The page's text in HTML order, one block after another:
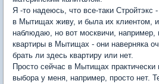
Я -то надеюсь, что все-таки Стройтэкс
в Мытищах живу, и была их клиентом,
наблюдаю, но вот москвичи, например,
квартиры в Мытищах - они наверняка
брать ли здесь квартиру или нет.
Просто сейчас в Мытищах практически
выбора у меня, например, просто нет.